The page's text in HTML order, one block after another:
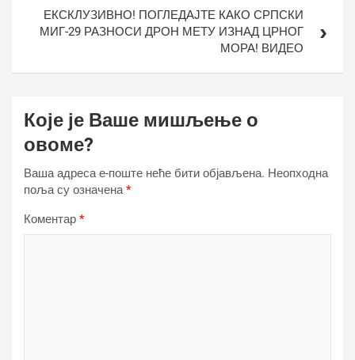
ЕКСКЛУЗИВНО! ПОГЛЕДАЈТЕ КАКО СРПСКИ
МИГ-29 РАЗНОСИ ДРОН МЕТУ ИЗНАД ЦРНОГ
МОРА! ВИДЕО
Које је Ваше мишљење о
овоме?
Ваша адреса е-поште неће бити објављена. Неопходна
поља су означена*
Коментар *